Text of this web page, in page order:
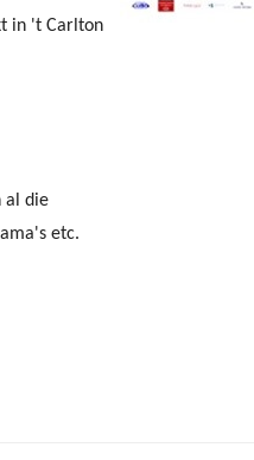
in 't Carlton
al die
etc.